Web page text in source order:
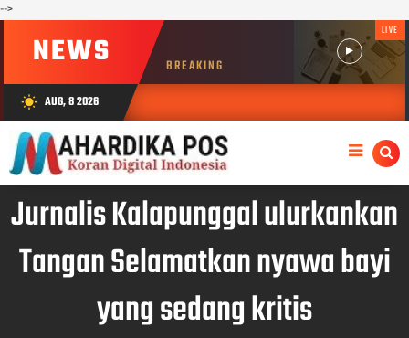
-->
NEWS BREAKING
LIVE
wb_sunny AUG, 8 2026
Jurnalis Kalapunggal ulurkankan
Tangan Selamatkan nyawa bayi
yang sedang kritis